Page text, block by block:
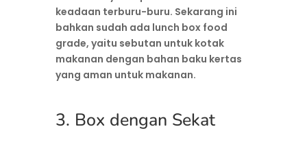
keadaan terburu-buru. Sekarang ini
bahkan sudah ada lunch box food
grade, yaitu sebutan untuk kotak
makanan dengan bahan baku kertas
yang aman untuk makanan.
3. Box dengan Sekat